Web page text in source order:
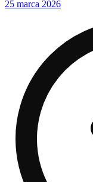
25 marca 2026